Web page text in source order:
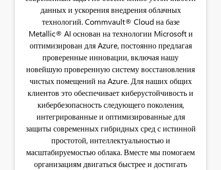
данных и ускорения внедрения облачных
технологий. Commvault® Cloud на базе
Metallic® AI основан на технологии Microsoft и
оптимизирован для Azure, постоянно предлагая
проверенные инновации, включая нашу
новейшую проверенную систему восстановления
чистых помещений на Azure. Для наших общих
клиентов это обеспечивает киберустойчивость и
кибербезопасность следующего поколения,
интегрированные и оптимизированные для
защиты современных гибридных сред с истинной
простотой, интеллектуальностью и
масштабируемостью облака. Вместе мы помогаем
организациям двигаться быстрее и достигать